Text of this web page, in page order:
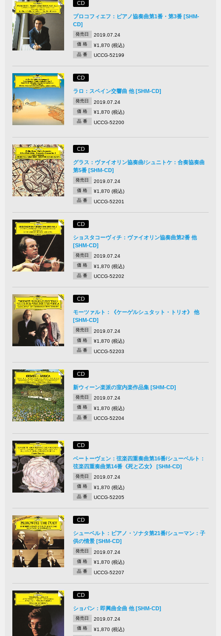
CD
プロコフィエフ：ピアノ協奏曲第1番・第3番 [SHM-
CD]
発売日 2019.07.24
価 格 ¥1,870 (税込)
品 番 UCCG-52199
CD
ラロ：スペイン交響曲 他 [SHM-CD]
発売日 2019.07.24
価 格 ¥1,870 (税込)
品 番 UCCG-52200
CD
グラス：ヴァイオリン協奏曲/シュニトケ：合奏協奏曲
第5番 [SHM-CD]
発売日 2019.07.24
価 格 ¥1,870 (税込)
品 番 UCCG-52201
CD
ショスタコーヴィチ：ヴァイオリン協奏曲第2番 他
[SHM-CD]
発売日 2019.07.24
価 格 ¥1,870 (税込)
品 番 UCCG-52202
CD
モーツァルト：《ケーゲルシュタット・トリオ》 他
[SHM-CD]
発売日 2019.07.24
価 格 ¥1,870 (税込)
品 番 UCCG-52203
CD
新ウィーン楽派の室内楽作品集 [SHM-CD]
発売日 2019.07.24
価 格 ¥1,870 (税込)
品 番 UCCG-52204
CD
ベートーヴェン：弦楽四重奏曲第16番/シューベルト：
弦楽四重奏曲第14番《死と乙女》 [SHM-CD]
発売日 2019.07.24
価 格 ¥1,870 (税込)
品 番 UCCG-52205
CD
シューベルト：ピアノ・ソナタ第21番/シューマン：子
供の情景 [SHM-CD]
発売日 2019.07.24
価 格 ¥1,870 (税込)
品 番 UCCG-52207
CD
ショパン：即興曲全曲 他 [SHM-CD]
発売日 2019.07.24
価 格 ¥1,870 (税込)